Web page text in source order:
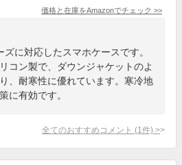
価格と在庫をAmazonでチェック >>
に対応したスマホケースです。
コン製で、ダウンジャケットのよ
、耐寒性に優れています。寒冷地
に有効です。
全てのおすすめコメント (1 件) >